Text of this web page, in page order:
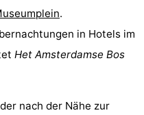
.
in Hotels im
Het Amsterdamse Bos
nach der Nähe zur